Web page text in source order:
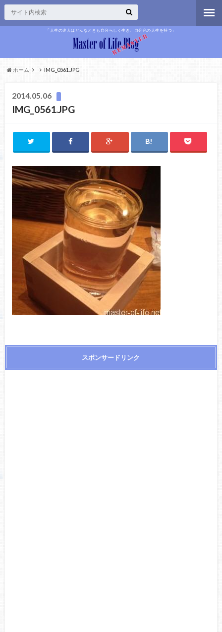
「人生の達人はどんなときも自分らしく生き、自分色の人生を持つ」
ホーム IMG_0561.JPG
2014.05.06
IMG_0561.JPG
スポンサードリンク